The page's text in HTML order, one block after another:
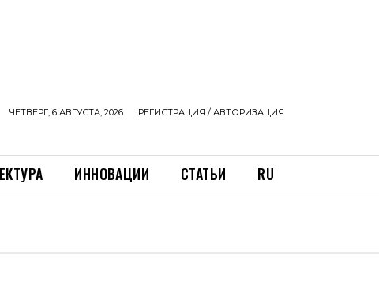
ЧЕТВЕРГ, 6 АВГУСТА, 2026 РЕГИСТРАЦИЯ / АВТОРИЗАЦИЯ
ИННОВАЦИИ СТАТЬИ RU